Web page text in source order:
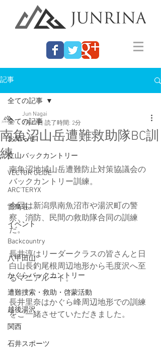
記事
全ての記事
お知らせ
立山バックカントリー
VECTOR GLIDE
ARC'TERYX
雷鳥荘
イベント
Backcountry
八甲田山
かぐらバックカントリー
遭難捜索・救助・啓蒙活動
越後湯沢
関西
石井スポーツ
全ての記事
南魚沼山岳遭難救助隊BC訓
練
Jun Nagai
2月20日 読了時間: 2分
南魚沼地域山岳遭難防止対策協議会の
バックカントリー訓練。
今回は新潟県南魚沼市や湯沢町の警
察、消防、民間の救助隊合同の訓練
だ。
長井淳はリーダークラスの皆さんと日
白山長釣尾根周辺地形から毛度沢へ至
るマニアルート。
長井里奈はかぐら峰周辺地形での訓練
をご一緒させていただきました。